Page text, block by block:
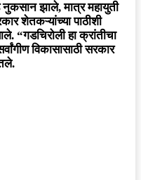
झाले, मात्र महायुती
शेतकऱ्यांच्या पाठीशी
“गडचिरोली हा क्रांतीचा
विकासासाठी सरकार